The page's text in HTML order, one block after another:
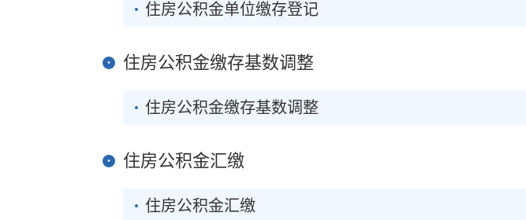
住房公积金单位缴存登记
住房公积金缴存基数调整
住房公积金缴存基数调整
住房公积金汇缴
住房公积金汇缴